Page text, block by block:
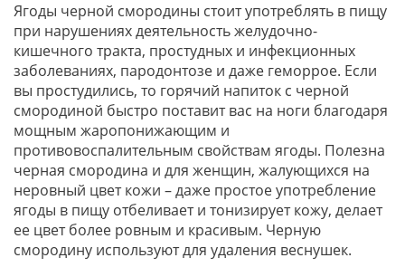
Ягоды черной смородины стоит употреблять в пищу
при нарушениях деятельность желудочно-
кишечного тракта, простудных и инфекционных
заболеваниях, пародонтозе и даже геморрое. Если
вы простудились, то горячий напиток с черной
смородиной быстро поставит вас на ноги благодаря
мощным жаропонижающим и
противовоспалительным свойствам ягоды. Полезна
черная смородина и для женщин, жалующихся на
неровный цвет кожи – даже простое употребление
ягоды в пищу отбеливает и тонизирует кожу, делает
ее цвет более ровным и красивым. Черную
смородину используют для удаления веснушек.